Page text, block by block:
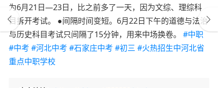
为6月21日—23日，比之前多了一天，因为文综、理综科
目拆开考试。 ●间隔时间变短。6月22日下午的道德与法治
与历史科目考试只间隔了15分钟，用来中场换卷。 #中职
#中考 #河北中考 #石家庄中考 #初三 #火热招生中河北省
重点中职学校